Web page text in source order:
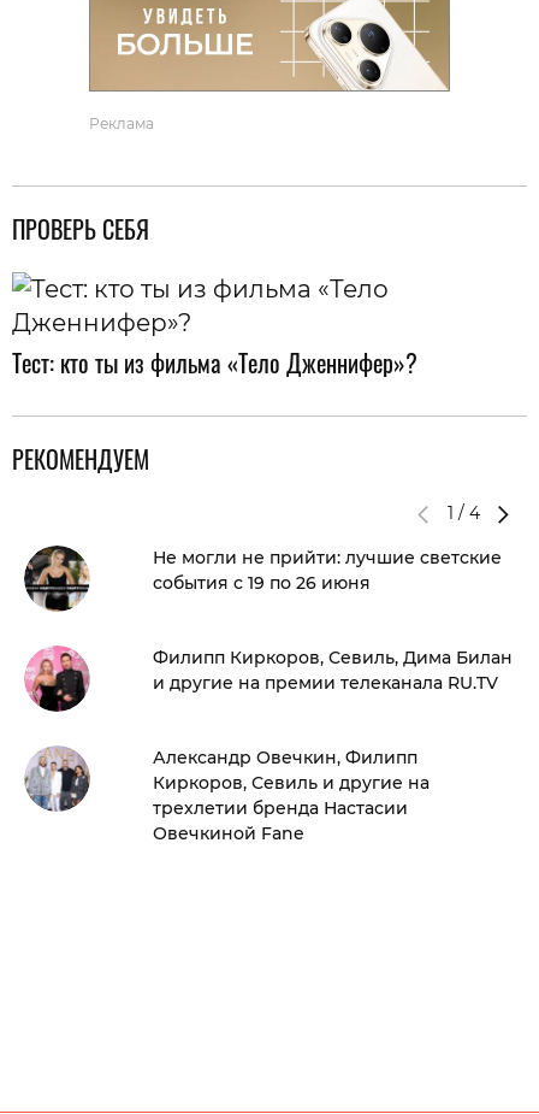
Реклама
ПРОВЕРЬ СЕБЯ
Тест: кто ты из фильма «Тело Дженнифер»?
РЕКОМЕНДУЕМ
1 / 4
Не могли не прийти: лучшие светские
события с 19 по 26 июня
Филипп Киркоров, Севиль, Дима Билан
и другие на премии телеканала RU.TV
Александр Овечкин, Филипп
Киркоров, Севиль и другие на
трехлетии бренда Настасии
Овечкиной Fane